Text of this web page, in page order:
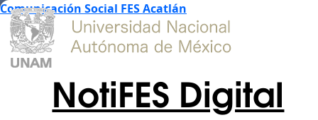
Comunicación Social FES Acatlán
NotiFES Digital